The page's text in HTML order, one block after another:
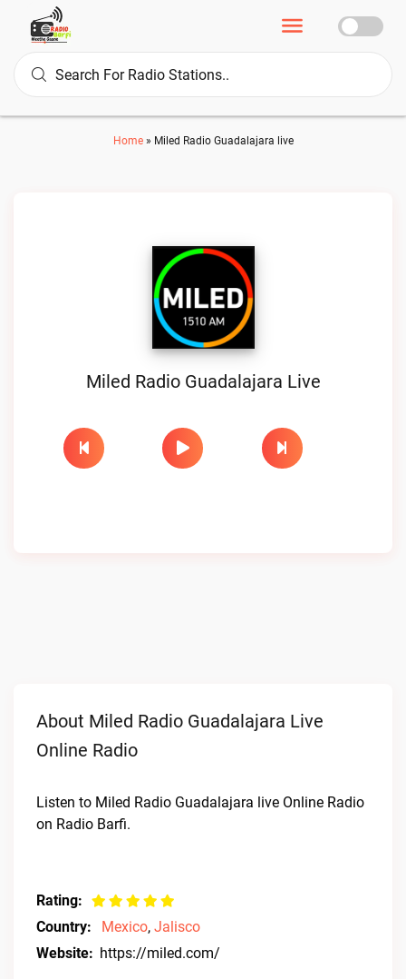
Home» Miled Radio Guadalajara live
Miled Radio Guadalajara Live
About Miled Radio Guadalajara Live
Online Radio
Listen to Miled Radio Guadalajara live Online Radio
on Radio Barfi.
Rating:
Country:
Mexico, Jalisco
Website: https://miled.com/